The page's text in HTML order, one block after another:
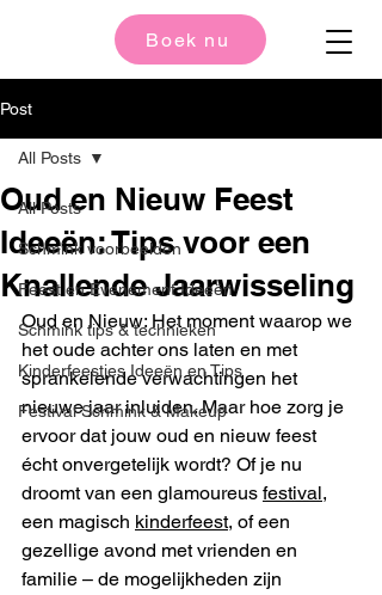
Boek nu
Post
All Posts
Schmink voorbeelden
Feest en Evenement Ideeën
Schmink tips & technieken
Kinderfeestjes Ideeën en Tips
Festival Schmink & Makeup
All Posts
Oud en Nieuw Feest
Ideeën: Tips voor een
Knallende Jaarwisseling
Oud en Nieuw: Het moment waarop we
het oude achter ons laten en met
sprankelende verwachtingen het
nieuwe jaar inluiden. Maar hoe zorg je
ervoor dat jouw oud en nieuw feest
écht onvergetelijk wordt? Of je nu
droomt van een glamoureus festival,
een magisch kinderfeest, of een
gezellige avond met vrienden en
familie – de mogelijkheden zijn